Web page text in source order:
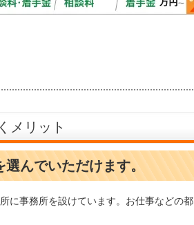
メリット
んでいただけます。
に事務所を設けています。お仕事などの都